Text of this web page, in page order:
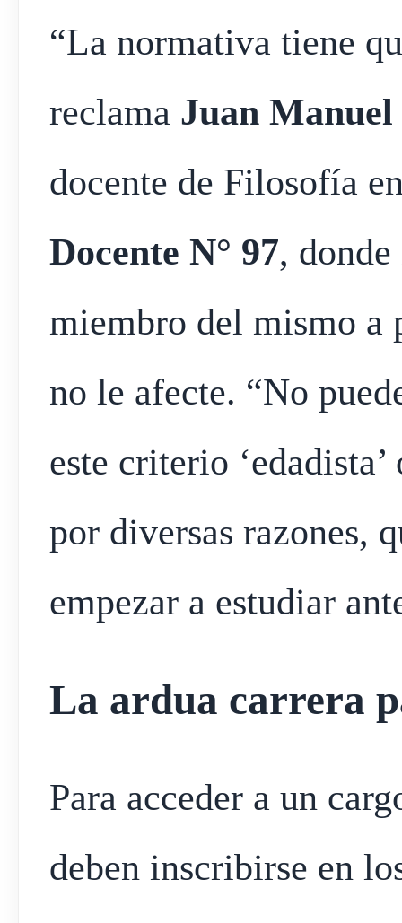
“La normativa tiene
reclama Juan
docente de Filosofía
Docente N° 97,
miembro del mismo a
no le afecte. “No
este criterio
por diversas razones,
empezar a estudiar
La ardua carrera
Para acceder a un
deben inscribirse en